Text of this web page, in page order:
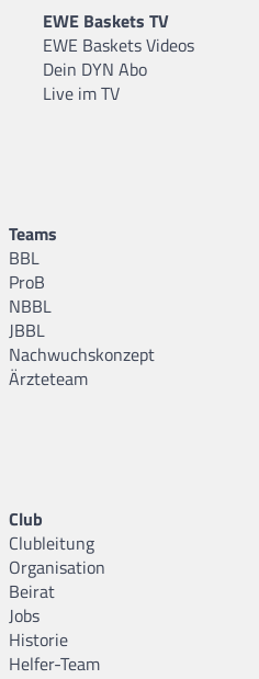
EWE Baskets TV
EWE Baskets Videos
Dein DYN Abo
Live im TV
Teams
BBL
ProB
NBBL
JBBL
Nachwuchskonzept
Ärzteteam
Club
Clubleitung
Organisation
Beirat
Jobs
Historie
Helfer-Team